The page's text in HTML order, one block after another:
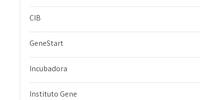
CIB
GeneStart
Incubadora
Instituto Gene